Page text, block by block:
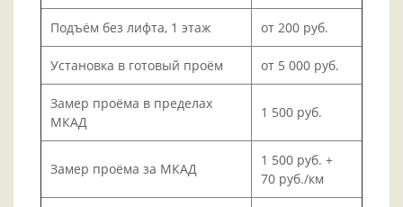
Подъём без лифта, 1 этаж от 200 руб.
Установка в готовый проём от 5 000 руб.
Замер проёма в пределах
МКАД
1 500 руб.
Замер проёма за МКАД
1 500 руб. +
70 руб./км